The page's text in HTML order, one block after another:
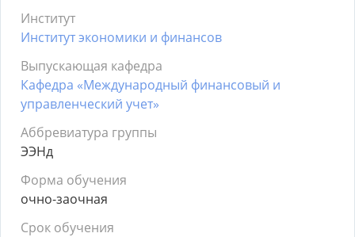
Институт
Институт экономики и финансов
Выпускающая кафедра
Кафедра «Международный финансовый и
управленческий учет»
Аббревиатура группы
ЭЭНд
Форма обучения
очно-заочная
Срок обучения